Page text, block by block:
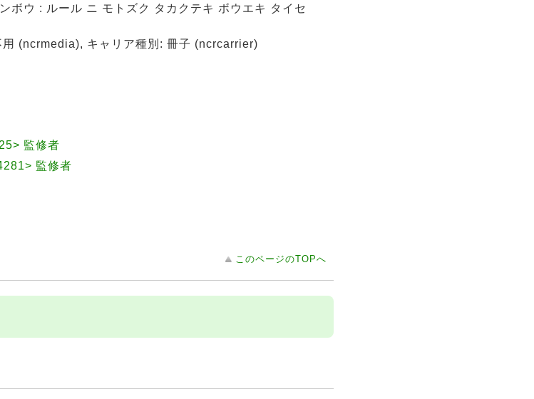
ボウ : ルール ニ モトズク タカクテキ ボウエキ タイセ
(ncrmedia), キャリア種別: 冊子 (ncrcarrier)
監修者
監修者
このページのTOPへ